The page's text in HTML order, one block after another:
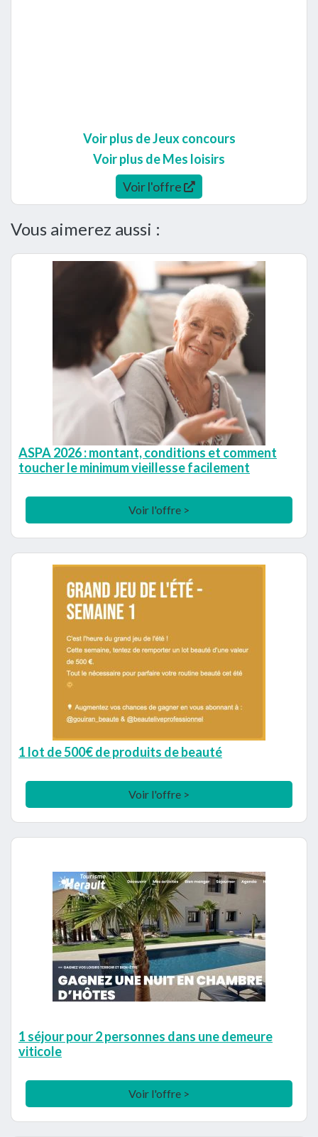
Voir plus de Jeux concours
Voir plus de Mes loisirs
Voir l'offre
Vous aimerez aussi :
ASPA 2026 : montant, conditions et comment
toucher le minimum vieillesse facilement
Voir l'offre >
1 lot de 500€ de produits de beauté
Voir l'offre >
1 séjour pour 2 personnes dans une demeure
viticole
Voir l'offre >